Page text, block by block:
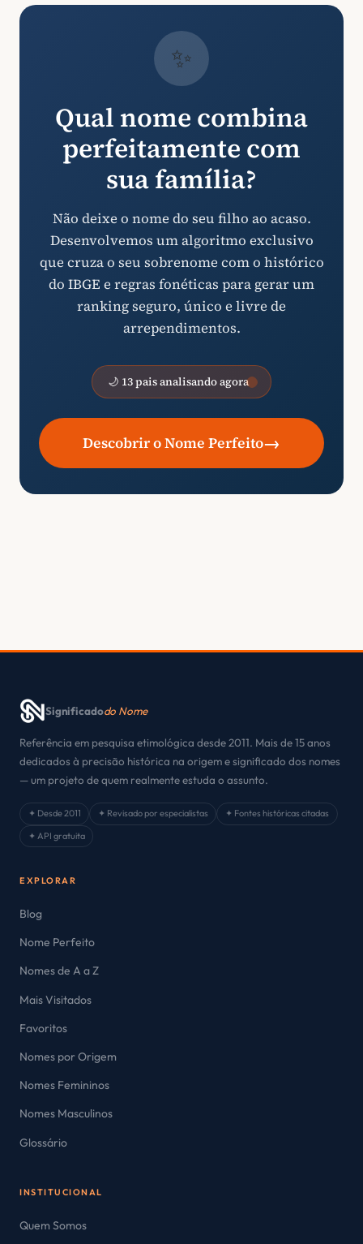
✨
Qual nome combina
perfeitamente com
sua família?
Não deixe o nome do seu filho ao acaso.
Desenvolvemos um algoritmo exclusivo
que cruza o seu sobrenome com o histórico
do IBGE e regras fonéticas para gerar um
ranking seguro, único e livre de
arrependimentos.
🌙 13 pais analisando agora
Descobrir o Nome Perfeito→
Significadodo Nome
Referência em pesquisa etimológica desde 2011. Mais de 15 anos
dedicados à precisão histórica na origem e significado dos nomes
— um projeto de quem realmente estuda o assunto.
✦ Desde 2011 ✦ Revisado por especialistas
✦ Fontes históricas citadas
✦ API gratuita
EXPLORAR
Blog
Nome Perfeito
Nomes de A a Z
Mais Visitados
Favoritos
Nomes por Origem
Nomes Femininos
Nomes Masculinos
Glossário
INSTITUCIONAL
Quem Somos